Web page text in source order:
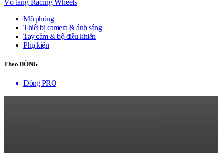
Vô lăng Racing Wheels
Mô phỏng
Thiết bị camera & ánh sáng
Tay cầm & bộ điều khiển
Phụ kiện
Theo DÒNG
Dòng PRO